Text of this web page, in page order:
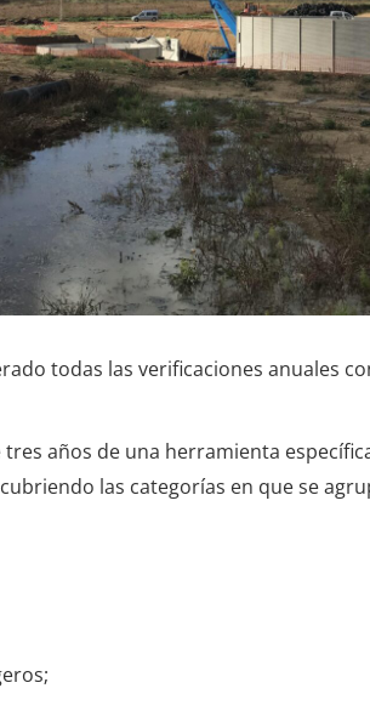
todas las verificaciones anuales con
tres años de una herramienta
las categorías en que se